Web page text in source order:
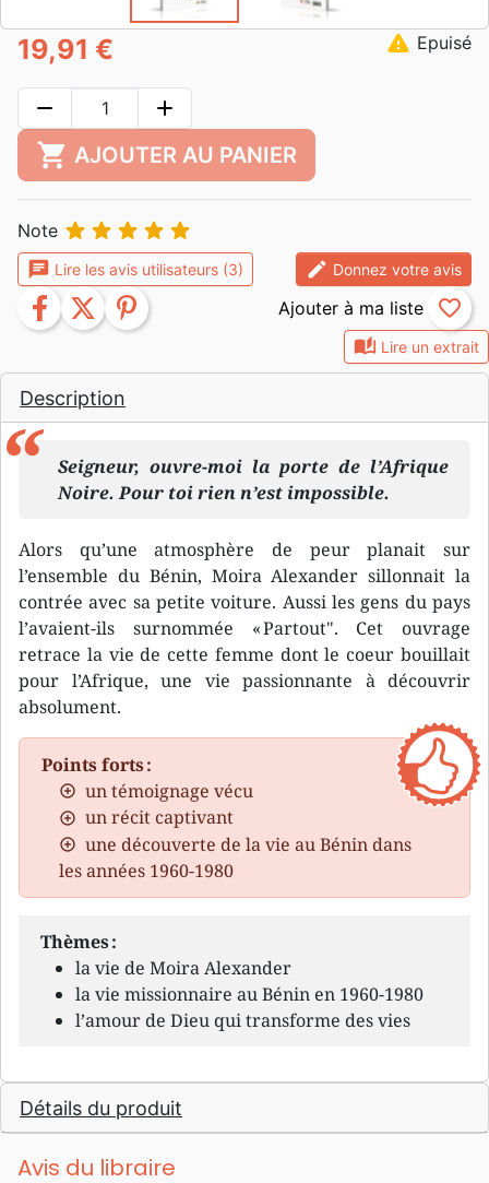
auto_stories Lire un extrait
Description
Seigneur, ouvre-moi la porte de l’Afrique
Noire. Pour toi rien n’est impossible.
Alors qu’une atmosphère de peur planait sur
l’ensemble du Bénin, Moira Alexander sillonnait la
contrée avec sa petite voiture. Aussi les gens du pays
l’avaient-ils surnommée « Partout". Cet ouvrage
retrace la vie de cette femme dont le coeur bouillait
pour l’Afrique, une vie passionnante à découvrir
absolument.
Points forts :
un témoignage vécu
un récit captivant
une découverte de la vie au Bénin dans
les années 1960-1980
Thèmes :
la vie de Moira Alexander
la vie missionnaire au Bénin en 1960-1980
l’amour de Dieu qui transforme des vies
Détails du produit
Avis du libraire
19,91 € warning Epuisé
remove add
shopping_cart AJOUTER AU PANIER
Note     
chat Lire les avis utilisateurs (3) edit Donnez votre avis
facebook twitter pinterest favorite_border